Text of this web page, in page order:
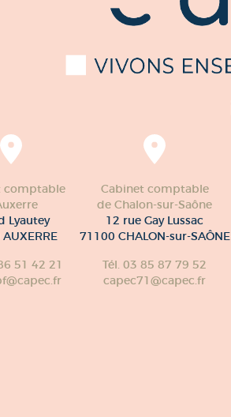
comptable
Lyautey
51 42 21
Cabinet comptable
de Chalon-sur-Saône
12 rue Gay Lussac
71100 CHALON-sur-SAÔNE
Tél. 03 85 87 79 52
capec71@capec.fr